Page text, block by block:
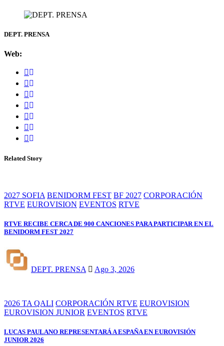
DEPT. PRENSA
Web:
Related Story
2027 SOFIA BENIDORM FEST BF 2027 CORPORACIÓN
RTVE EUROVISION EVENTOS RTVE
RTVE RECIBE CERCA DE 900 CANCIONES PARA PARTICIPAR EN EL
BENIDORM FEST 2027
DEPT. PRENSA Ago 3, 2026
2026 TA QALI CORPORACIÓN RTVE EUROVISION
EUROVISION JUNIOR EVENTOS RTVE
LUCAS PAULANO REPRESENTARÁ A ESPAÑA EN EUROVISIÓN
JUNIOR 2026